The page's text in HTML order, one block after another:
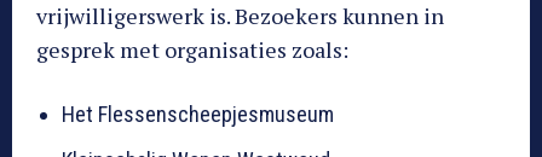
vrijwilligerswerk is. Bezoekers kunnen in
gesprek met organisaties zoals:
Het Flessenscheepjesmuseum